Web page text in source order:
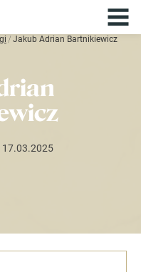
/ Jakub Adrian Bartnikiewicz
17.03.2025